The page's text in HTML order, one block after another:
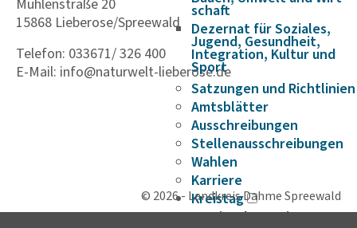
schaft
Dezernat für Soziales,
Jugend, Gesundheit,
Integration, Kultur und
Sport
Satzungen und Richtlinien
Amtsblätter
Ausschreibungen
Stellenausschreibungen
Wahlen
Karriere
Kreistag
Vorsitz des Kreistages
Mühlenstraße 20
15868 Lieberose/Spreewald
Telefon: 033671/ 326 400
E-Mail: info@naturwelt-lieberose.de
© 2026 - Landkreis Dahme Spreewald